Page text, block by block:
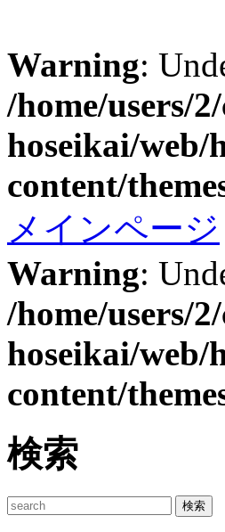
Warning:
/home/users/
hoseikai/web/
content/
メインページ
Warning:
/home/users/
hoseikai/web/
content/
検索